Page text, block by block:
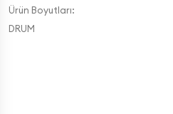
Ürün Boyutları:
DRUM